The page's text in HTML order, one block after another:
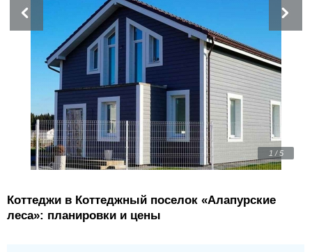
1 / 5
Коттеджи в Коттеджный поселок «Алапурские
леса»: планировки и цены